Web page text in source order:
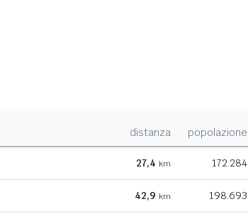
distanza popolazione
27,4 km 172.284
42,9 km 198.693